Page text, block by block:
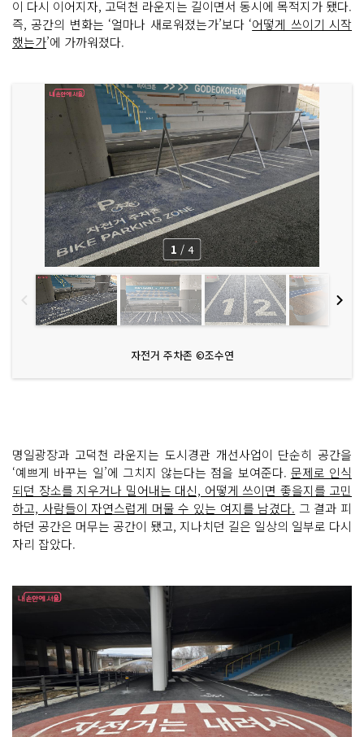
이 다시 이어지자, 고덕천 라운지는 길이면서 동시에 목적지가 됐다.
즉, 공간의 변화는 ‘얼마나 새로워졌는가’보다 ‘어떻게 쓰이기 시작
했는가’에 가까워졌다.
자전거 주차존 ©조수연
1 / 4
명일광장과 고덕천 라운지는 도시경관 개선사업이 단순히 공간을
‘예쁘게 바꾸는 일’에 그치지 않는다는 점을 보여준다. 문제로 인식
되던 장소를 지우거나 밀어내는 대신, 어떻게 쓰이면 좋을지를 고민
하고, 사람들이 자연스럽게 머물 수 있는 여지를 남겼다. 그 결과 피
하던 공간은 머무는 공간이 됐고, 지나치던 길은 일상의 일부로 다시
자리 잡았다.